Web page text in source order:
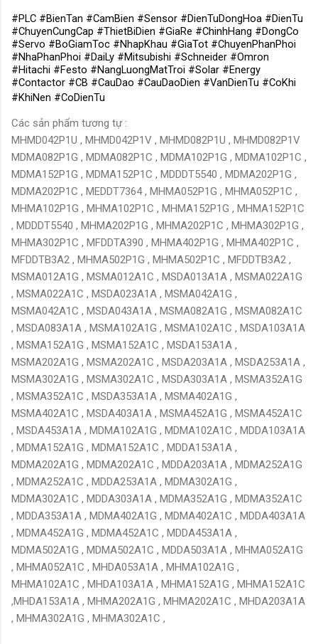
#PLC #BienTan #CamBien #Sensor #DienTuDongHoa #DienTu
#ChuyenCungCap #ThietBiDien #GiaRe #ChinhHang #DongCo
#Servo #BoGiamToc #NhapKhau #GiaTot #ChuyenPhanPhoi
#NhaPhanPhoi #DaiLy #Mitsubishi #Schneider #Omron
#Hitachi #Festo #NangLuongMatTroi #Solar #Energy
#Contactor #CB #CauDao #CauDaoDien #VanDienTu #CoKhi
#KhiNen #CoDienTu
Các sản phẩm tương tự :
MHMD042P1U , MHMD042P1V , MHMD082P1U , MHMD082P1V
MDMA082P1G , MDMA082P1C , MDMA102P1G , MDMA102P1C ,
MDMA152P1G , MDMA152P1C , MDDDT5540 , MDMA202P1G ,
MDMA202P1C , MEDDT7364 , MHMA052P1G , MHMA052P1C ,
MHMA102P1G , MHMA102P1C , MHMA152P1G , MHMA152P1C
, MDDDT5540 , MHMA202P1G , MHMA202P1C , MHMA302P1G ,
MHMA302P1C , MFDDTA390 , MHMA402P1G , MHMA402P1C ,
MFDDTB3A2 , MHMA502P1G , MHMA502P1C , MFDDTB3A2 ,
MSMA012A1G , MSMA012A1C , MSDA013A1A , MSMA022A1G
, MSMA022A1C , MSDA023A1A , MSMA042A1G ,
MSMA042A1C , MSDA043A1A , MSMA082A1G , MSMA082A1C
, MSDA083A1A , MSMA102A1G , MSMA102A1C , MSDA103A1A
, MSMA152A1G , MSMA152A1C , MSDA153A1A ,
MSMA202A1G , MSMA202A1C , MSDA203A1A , MSDA253A1A ,
MSMA302A1G , MSMA302A1C , MSDA303A1A , MSMA352A1G
, MSMA352A1C , MSDA353A1A , MSMA402A1G ,
MSMA402A1C , MSDA403A1A , MSMA452A1G , MSMA452A1C
, MSDA453A1A , MDMA102A1G , MDMA102A1C , MDDA103A1A
, MDMA152A1G , MDMA152A1C , MDDA153A1A ,
MDMA202A1G , MDMA202A1C , MDDA203A1A , MDMA252A1G
, MDMA252A1C , MDDA253A1A , MDMA302A1G ,
MDMA302A1C , MDDA303A1A , MDMA352A1G , MDMA352A1C
, MDDA353A1A , MDMA402A1G , MDMA402A1C , MDDA403A1A
, MDMA452A1G , MDMA452A1C , MDDA453A1A ,
MDMA502A1G , MDMA502A1C , MDDA503A1A , MHMA052A1G
, MHMA052A1C , MHDA053A1A , MHMA102A1G ,
MHMA102A1C , MHDA103A1A , MHMA152A1G , MHMA152A1C
,MHDA153A1A , MHMA202A1G , MHMA202A1C , MHDA203A1A
, MHMA302A1G , MHMA302A1C ,